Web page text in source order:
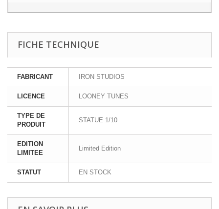
FICHE TECHNIQUE
FABRICANT IRON STUDIOS
LICENCE LOONEY TUNES
TYPE DE
PRODUIT
STATUE 1/10
EDITION
LIMITEE
Limited Edition
STATUT EN STOCK